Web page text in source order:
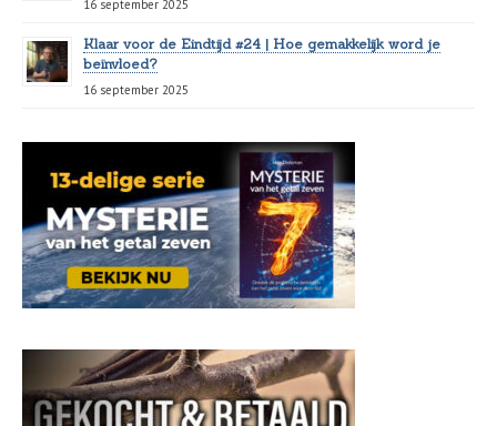
16 september 2025
Klaar voor de Eindtijd #24 | Hoe gemakkelijk word je
beïnvloed?
16 september 2025